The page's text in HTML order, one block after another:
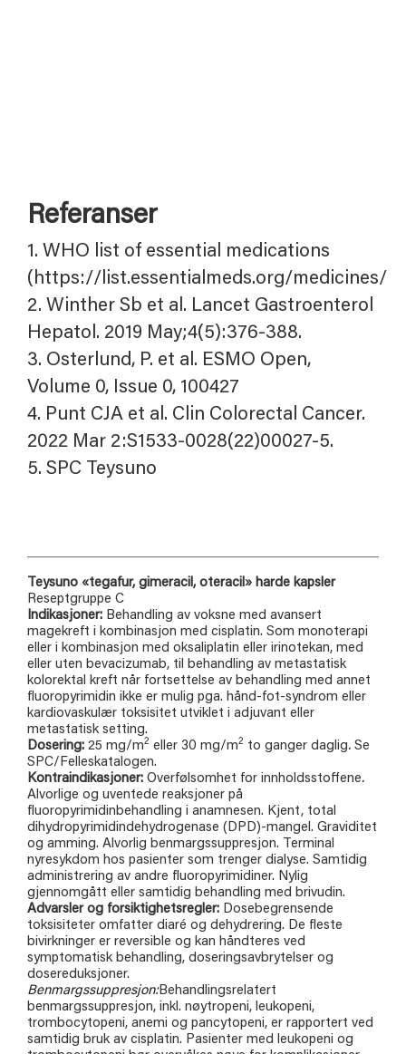
Referanser
1. WHO list of essential medications
(https://list.essentialmeds.org/medicines/
2. Winther Sb et al. Lancet Gastroenterol
Hepatol. 2019 May;4(5):376-388.
3. Osterlund, P. et al. ESMO Open,
Volume 0, Issue 0, 100427
4. Punt CJA et al. Clin Colorectal Cancer.
2022 Mar 2:S1533-0028(22)00027-5.
5. SPC Teysuno
Teysuno «tegafur, gimeracil, oteracil» harde kapsler
Reseptgruppe C
Indikasjoner: Behandling av voksne med avansert
magekreft i kombinasjon med cisplatin. Som monoterapi
eller i kombinasjon med oksaliplatin eller irinotekan, med
eller uten bevacizumab, til behandling av metastatisk
kolorektal kreft når fortsettelse av behandling med annet
fluoropyrimidin ikke er mulig pga. hånd-fot-syndrom eller
kardiovaskulær toksisitet utviklet i adjuvant eller
metastatisk setting.
Dosering: 25 mg/m2 eller 30 mg/m2 to ganger daglig.Se
SPC/Felleskatalogen.
Kontraindikasjoner: Overfølsomhet for innholdsstoffene.
Alvorlige og uventede reaksjoner på
fluoropyrimidinbehandling i anamnesen. Kjent, total
dihydropyrimidindehydrogenase (DPD)-mangel. Graviditet
og amming. Alvorlig benmargssuppresjon. Terminal
nyresykdom hos pasienter som trenger dialyse. Samtidig
administrering av andre fluoropyrimidiner. Nylig
gjennomgått eller samtidig behandling med brivudin.
Advarsler og forsiktighetsregler: Dosebegrensende
toksisiteter omfatter diaré og dehydrering. De fleste
bivirkninger er reversible og kan håndteres ved
symptomatisk behandling, doseringsavbrytelser og
dosereduksjoner.
Benmargssuppresjon:Behandlingsrelatert
benmargssuppresjon, inkl. nøytropeni, leukopeni,
trombocytopeni, anemi og pancytopeni, er rapportert ved
samtidig bruk av cisplatin. Pasienter med leukopeni og